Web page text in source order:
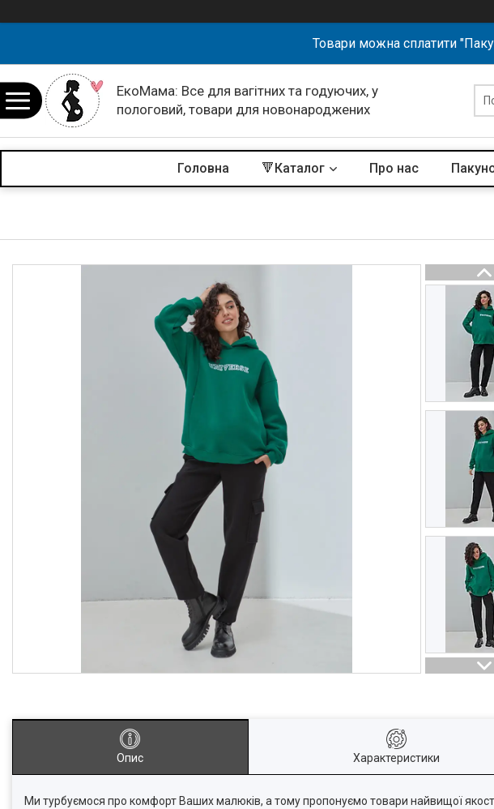
Товари можна сплатити
ЕкоМама: Все для вагітних та годуючих, у
пологовий, товари для новонароджених
Головна 🔻Каталог Про нас
Опис Характеристики
Ми турбуємося про комфорт Ваших малюків, а тому пропонуємо товари найвищої